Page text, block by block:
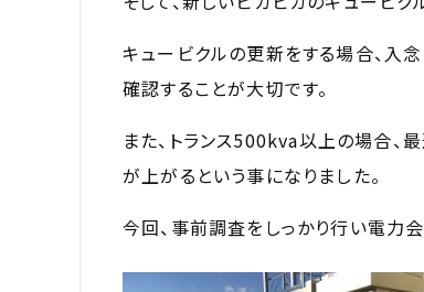
キュービクルの更新をする場合、入
確認することが大切です。
また、トランス500kva以上の場合
が上がるという事になりました。
今回、事前調査をしっかり行い電力